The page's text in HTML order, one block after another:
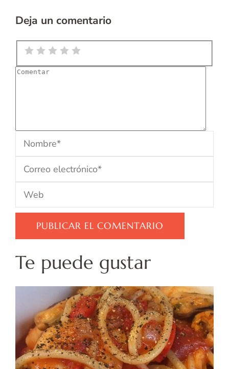
Deja un comentario
Te puede gustar